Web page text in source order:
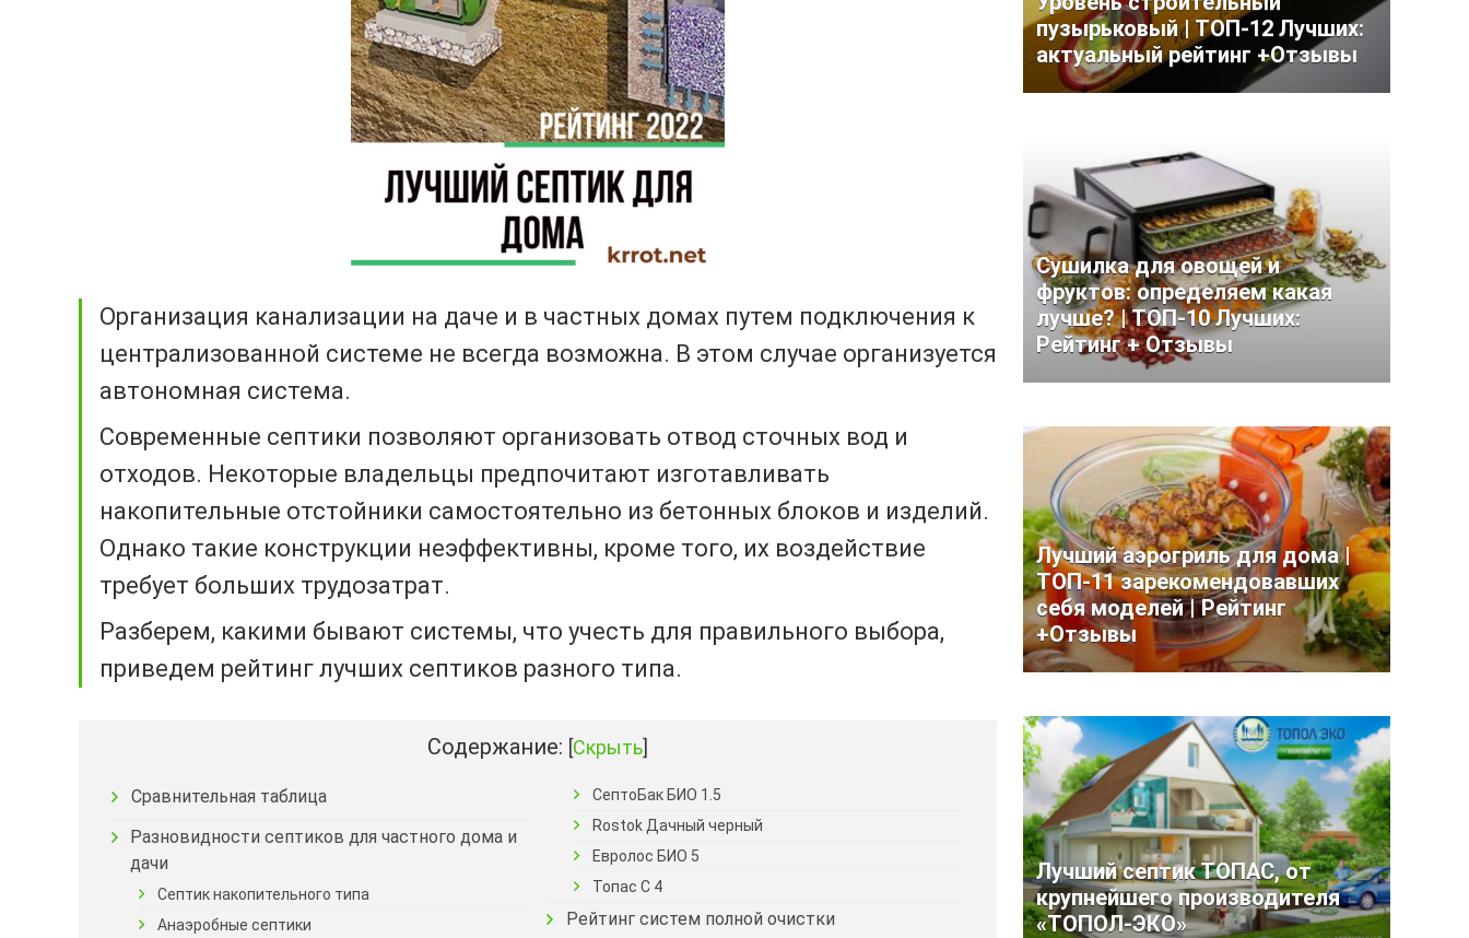
Организация канализации на даче и в частных домах путем подключения к
централизованной системе не всегда возможна. В этом случае организуется
автономная система.
Современные септики позволяют организовать отвод сточных вод и
отходов. Некоторые владельцы предпочитают изготавливать
накопительные отстойники самостоятельно из бетонных блоков и изделий.
Однако такие конструкции неэффективны, кроме того, их воздействие
требует больших трудозатрат.
Разберем, какими бывают системы, что учесть для правильного выбора,
приведем рейтинг лучших септиков разного типа.
Содержание: [Скрыть]
Сравнительная таблица
Разновидности септиков для частного дома и
дачи
Септик накопительного типа
Анаэробные септики
СептоБак БИО 1.5
Rostok Дачный черный
Евролос БИО 5
Топас С 4
Рейтинг систем полной очистки
пузырьковый | ТОП-12 Лучших:
актуальный рейтинг +Отзывы
Сушилка для овощей и
фруктов: определяем какая
лучше? | ТОП-10 Лучших:
Рейтинг + Отзывы
Лучший аэрогриль для дома |
ТОП-11 зарекомендовавших
себя моделей | Рейтинг
+Отзывы
Лучший септик ТОПАС, от
крупнейшего производителя
«ТОПОЛ-ЭКО»